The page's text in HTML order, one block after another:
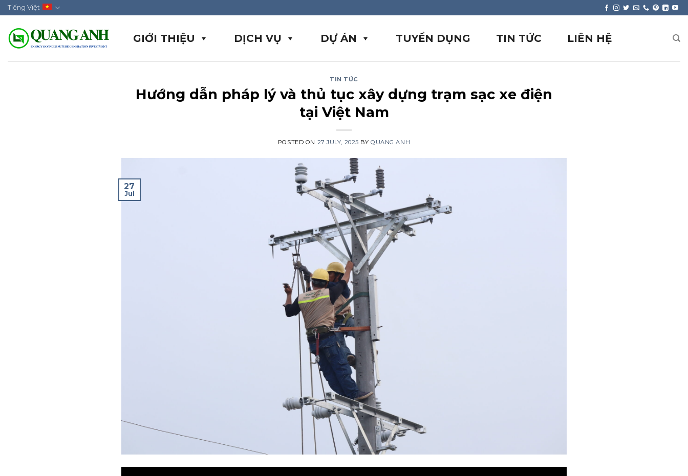
Skip
to
content
Tiếng Việt
GIỚI THIỆU DỊCH VỤ DỰ ÁN TUYỂN DỤNG TIN TỨC LIÊN HỆ
TIN TỨC
Hướng dẫn pháp lý và thủ tục xây dựng trạm sạc xe điện
tại Việt Nam
POSTED ON 27 JULY, 2025 BYQUANG ANH
27
Jul